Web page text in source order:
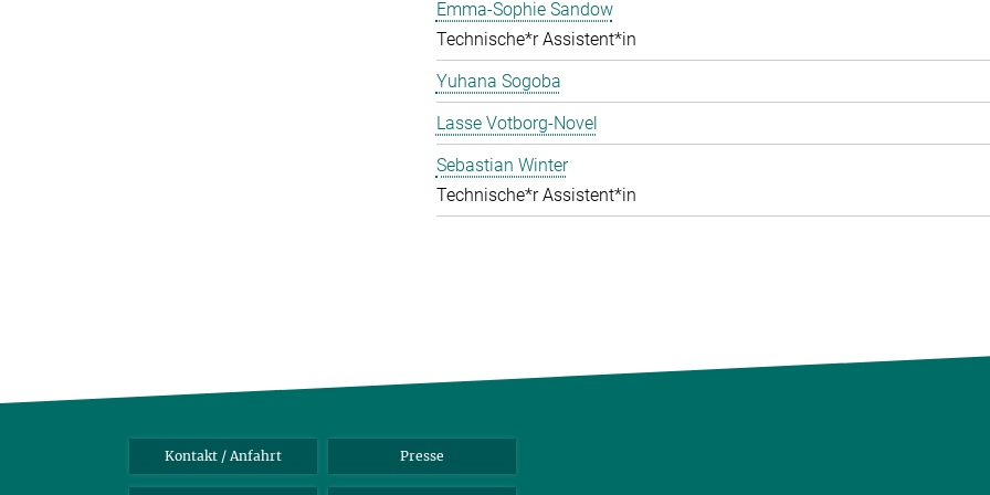
Emma-Sophie Sandow
Technische*r Assistent*in
Yuhana Sogoba
Lasse Votborg-Novel
Sebastian Winter
Technische*r Assistent*in
Kontakt / Anfahrt Presse